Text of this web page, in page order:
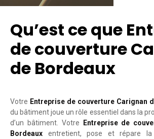
Qu’est ce que
de couverture
de Bordeaux
Votre Entreprise de couverture Carignan
du bâtiment joue un rôle essentiel dans la
d’un bâtiment. Votre Entreprise de
Bordeaux entretient, pose et répare la